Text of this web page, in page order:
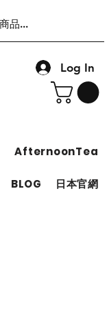
Log In
AfternoonTea
BLOG 日本官網